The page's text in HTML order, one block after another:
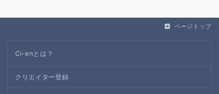
ページトップ
Ci-enとは？
クリエイター登録